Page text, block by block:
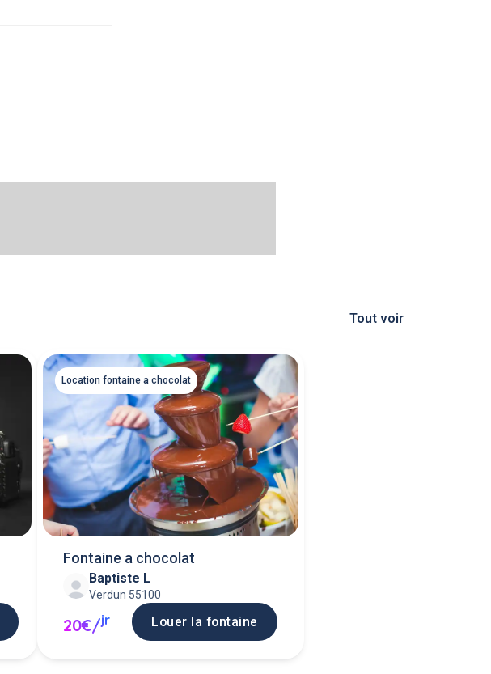
Tout voir
Location fontaine a chocolat
Fontaine a chocolat
Baptiste L
Verdun 55100
20€/jr Louer la fontaine